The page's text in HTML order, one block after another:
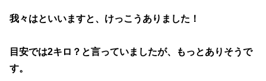
我々はといいますと、けっこうありました！
目安では2キロ？と言っていましたが、もっとありそうで
す。